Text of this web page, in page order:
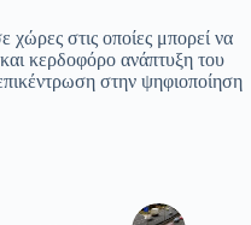
στις οποίες μπορεί να
κερδοφόρο ανάπτυξη του
στην ψηφιοποίηση